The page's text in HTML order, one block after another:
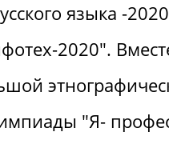
языка -
2020".
"Я-